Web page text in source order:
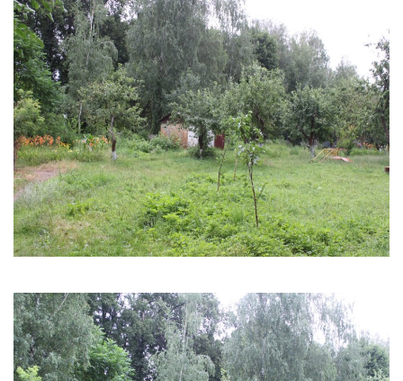
Тендери
Довідник
Контакти
Рекламні прайси
Підтримати «місцевих»
Редакційна політика
Етичний кодекс